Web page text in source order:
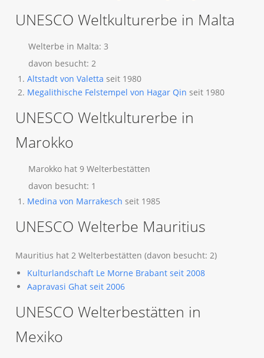
UNESCO Weltkulturerbe in Malta
Welterbe in Malta: 3
davon besucht: 2
Altstadt von Valetta seit 1980
Megalithische Felstempel von Hagar Qin seit 1980
UNESCO Weltkulturerbe in
Marokko
Marokko hat 9 Welterbestätten
davon besucht: 1
Medina von Marrakesch seit 1985
UNESCO Welterbe Mauritius
Mauritius hat 2 Welterbestätten (davon besucht: 2)
Kulturlandschaft Le Morne Brabant seit 2008
Aapravasi Ghat seit 2006
UNESCO Welterbestätten in
Mexiko